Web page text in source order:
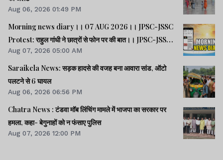
Aug 06, 2026 01:49 PM
Morning news diary।। 07 AUG 2026।। JPSC-JSSC
Protest: राहुल गांधी ने छात्रों से फोन पर की बात।। JPSC-JSSC
आंदोलन: छात्र प्रतिनिधि अपनी मांगों पर अड़े।। ACB ने नेक्सजेन के
CEO से पूछा- विनय चौबे को कितने पैसे दिए।। समेत कई खबरें व
वीडियो.
Aug 07, 2026 05:00 AM
Saraikela News: सड़क हादसे की वजह बना आवारा सांड, ऑटो
पलटने से 6 घायल
Aug 06, 2026 06:56 PM
Chatra News : टंडवा मॉब लिंचिंग मामले में भाजपा का सरकार पर
हमला, कहा- बेगुनाहों को न फंसाए पुलिस
Aug 07, 2026 12:00 PM